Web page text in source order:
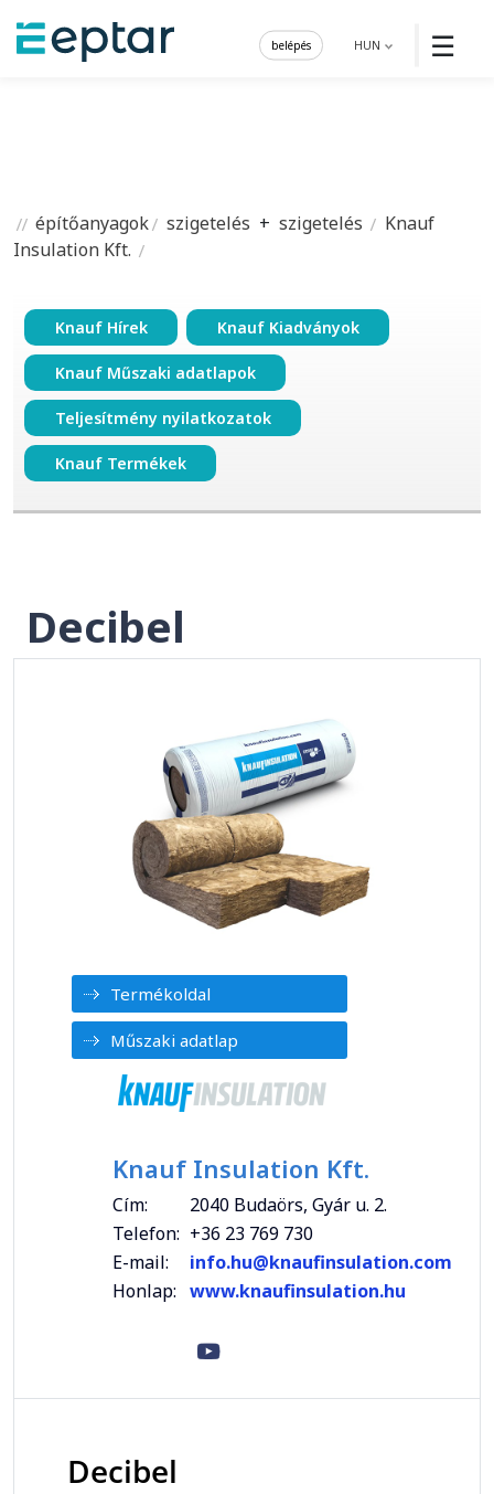
☰
HUN
belépés
építőanyagok szigetelés + szigetelés
Knauf
Insulation Kft.
Knauf Hírek Knauf Kiadványok
Knauf Műszaki adatlapok
Teljesítmény nyilatkozatok
Knauf Termékek
Decibel
Termékoldal
Műszaki adatlap
Knauf Insulation Kft.
Cím:
2040 Budaörs, Gyár u. 2.
Telefon: +36 23 769 730
E-mail:
info.hu@knaufinsulation.com
Honlap: www.knaufinsulation.hu
Decibel